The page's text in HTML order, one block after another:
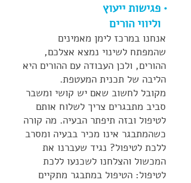
• פגישות ייעוץ
וליווי הורים
אנחנו במרכז לימן מאמינים
שהמפתח לשינוי נמצא אצלכם,
ההורים, ולכן העבודה עם ההורים היא
הליבה של תכנית המעטפת.
מקובל לחשוב שאם יש קושי ומשבר
סביב מתבגרים צריך לשלוח אותם
לטיפול ובזה תיפתר הבעיה. מה קורה
כשהמתבגר אינו מכיר בבעיה ומסרב
ללכת לטיפול? נגיד שעברנו את
המכשול והצלחנו לשכנעו ללכת
לטיפול: הטיפול במתבגר מתקיים